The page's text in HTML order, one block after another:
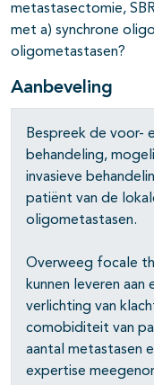
open- en
open- en
metastasectomie,
met a) synchrone
oligometastasen?
Aanbeveling
Bespreek de voor-
behandeling,
invasieve
patiënt van de
oligometastasen.
Overweeg focale
kunnen leveren
verlichting van
comobiditeit van
aantal metastasen
expertise